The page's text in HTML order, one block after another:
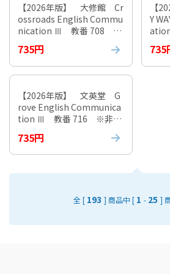
【2026年版】 大修館 Cr
ossroads English Commu
nication Ⅲ 教番 708 ※
735円
【
Y
735
【2026年版】 文英堂 G
rove English Communica
tion Ⅲ 教番 716 ※非課
735円
全 [ 193 ] 商品中 [ 1 - 25 ]